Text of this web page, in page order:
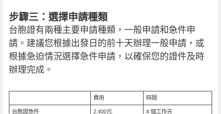
步驟三：選擇申請種類
台胞證有兩種主要申請種類，一般申請和急件申
請。建議您根據出發日的前十天辦理一般申請，或
根據急迫情況選擇急件申請，以確保您的證件及時
辦理完成。
費用 時間
台胞證急件 2,400元 4 個工作天